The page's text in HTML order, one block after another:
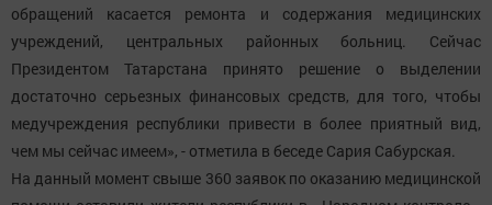
обращений касается ремонта и содержания медицинских
учреждений, центральных районных больниц. Сейчас
Президентом Татарстана принято решение о выделении
достаточно серьезных финансовых средств, для того, чтобы
медучреждения республики привести в более приятный вид,
чем мы сейчас имеем», - отметила в беседе Сария Сабурская.
На данный момент свыше 360 заявок по оказанию медицинской